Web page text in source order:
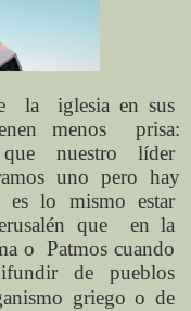
la
iglesia en sus
menos
prisa:
que nuestro
líder
uno pero hay
es lo mismo estar
que
en la
o Patmos cuando
de
pueblos
griegoo de